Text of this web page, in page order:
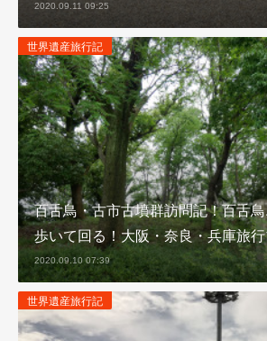
2020.09.11 09:25
世界遺産旅行記
百舌鳥・古市古墳群訪問記！百舌
歩いて回る！大阪・奈良・兵庫旅
2020.09.10 07:39
世界遺産旅行記